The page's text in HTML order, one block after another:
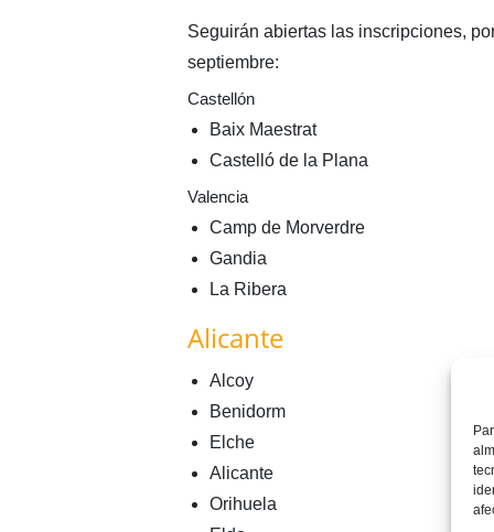
Seguirán abiertas las inscripciones,
septiembre:
Castellón
Baix Maestrat
Castelló de la Plana
Valencia
Camp de Morverdre
Gandia
La Ribera
Alicante
Alcoy
Benidorm
Elche
Alicante
Orihuela